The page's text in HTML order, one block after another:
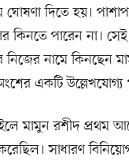
দিতে হয়।
কিনতে পারেন না।
নামে কিনছেন
একটি উল্লেখযোগ্য
মামুন রশীদ প্রথম
করেছিল। সাধারণ